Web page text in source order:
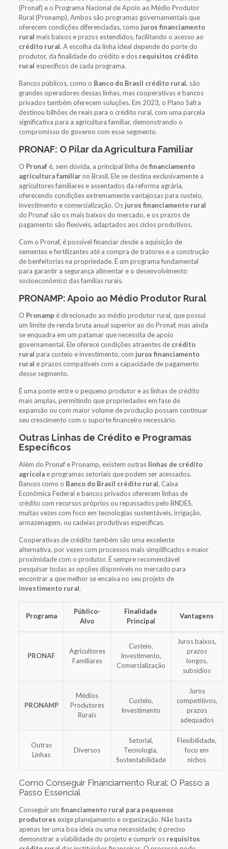
(Pronaf) e o Programa Nacional de Apoio ao Médio Produtor
Rural (Pronamp). Ambos são programas governamentais que
oferecem condições diferenciadas, como juros financiamento
rural mais baixos e prazos estendidos, facilitando o acesso ao
crédito rural. A escolha da linha ideal depende do porte do
produtor, da finalidade do crédito e dos requisitos crédito
rural específicos de cada programa.
Bancos públicos, como o Banco do Brasil crédito rural, são
grandes operadores dessas linhas, mas cooperativas e bancos
privados também oferecem soluções. Em 2023, o Plano Safra
destinou bilhões de reais para o crédito rural, com uma parcela
significativa para a agricultura familiar, demonstrando o
compromisso do governo com esse segmento.
PRONAF: O Pilar da Agricultura Familiar
O Pronafé, sem dúvida, a principal linha definanciamento
agricultura familiarno Brasil. Ele se destina exclusivamente a
agricultores familiares e assentados da reforma agrária,
oferecendo condições extremamente vantajosas para custeio,
investimento e comercialização. Os juros financiamento rural
do Pronaf são os mais baixos do mercado, e os prazos de
pagamento são flexíveis, adaptados aos ciclos produtivos.
Com o Pronaf, é possível financiar desde a aquisição de
sementes e fertilizantes até a compra de tratores e a construção
de benfeitorias na propriedade. É um programa fundamental
para garantir a segurança alimentar e o desenvolvimento
socioeconômico das famílias rurais.
PRONAMP: Apoio ao Médio Produtor Rural
O Pronamp é direcionado ao médio produtor rural, que possui
um limite de renda bruta anual superior ao do Pronaf, mas ainda
se enquadra em um patamar que necessita de apoio
governamental. Ele oferece condições atraentes de crédito
rural para custeio e investimento, com juros financiamento
rural e prazos compatíveis com a capacidade de pagamento
desse segmento.
É uma ponte entre o pequeno produtor e as linhas de crédito
mais amplas, permitindo que propriedades em fase de
expansão ou com maior volume de produção possam continuar
seu crescimento com o suporte financeiro necessário.
Outras Linhas de Crédito e Programas
Específicos
Além do Pronaf e Pronamp, existem outras linhas de crédito
agrícolae programas setoriais que podem ser acessados.
Bancos como o Banco do Brasil crédito rural, Caixa
Econômica Federal e bancos privados oferecem linhas de
crédito com recursos próprios ou repassados pelo BNDES,
muitas vezes com foco em tecnologias sustentáveis, irrigação,
armazenagem, ou cadeias produtivas específicas.
Cooperativas de crédito também são uma excelente
alternativa, por vezes com processos mais simplificados e maior
proximidade com o produtor. É sempre recomendável
pesquisar todas as opções disponíveis no mercado para
encontrar a que melhor se encaixa no seu projeto de
investimento rural.
Programa
Público-
Alvo
Finalidade
Principal
Vantagens
PRONAF
Agricultores
Familiares
Custeio,
Investimento,
Comercialização
Juros baixos,
prazos
longos,
subsídios
PRONAMP
Médios
Produtores
Rurais
Custeio,
Investimento
Juros
competitivos,
prazos
adequados
Outras
Linhas
Diversos
Setorial,
Tecnologia,
Sustentabilidade
Flexibilidade,
foco em
nichos
Como Conseguir Financiamento Rural: O Passo a
Passo Essencial
Conseguir um financiamento rural para pequenos
produtores exige planejamento e organização. Não basta
apenas ter uma boa ideia ou uma necessidade; é preciso
demonstrar a viabilidade do projeto e cumprir os requisitos